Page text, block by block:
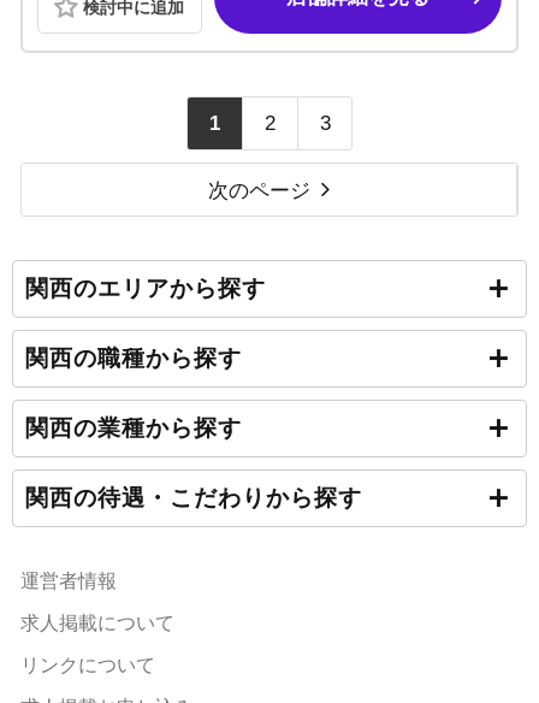
検討中に追加
1 2 3
次のページ
関西のエリアから探す
関西の職種から探す
関西の業種から探す
関西の待遇・こだわりから探す
運営者情報
求人掲載について
リンクについて